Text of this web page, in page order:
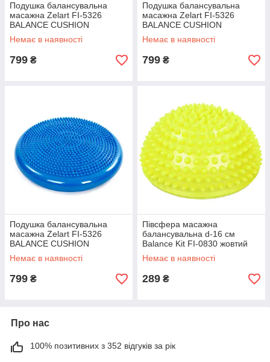
Подушка балансувальна
масажна Zelart FI-5326
BALANCE CUSHION
(діаметр-34см) зелений
Немає в наявності
799 ₴
Подушка балансувальна
масажна Zelart FI-5326
BALANCE CUSHION
(діаметр-34см) сірий
Немає в наявності
799 ₴
Подушка балансувальна
масажна Zelart FI-5326
BALANCE CUSHION
(діаметр-34см) синій
Немає в наявності
799 ₴
Півсфера масажна
балансувальна d-16 см
Balance Kit FI-0830 жовтий
Немає в наявності
289 ₴
Про нас
100% позитивних з 352 відгуків за рік